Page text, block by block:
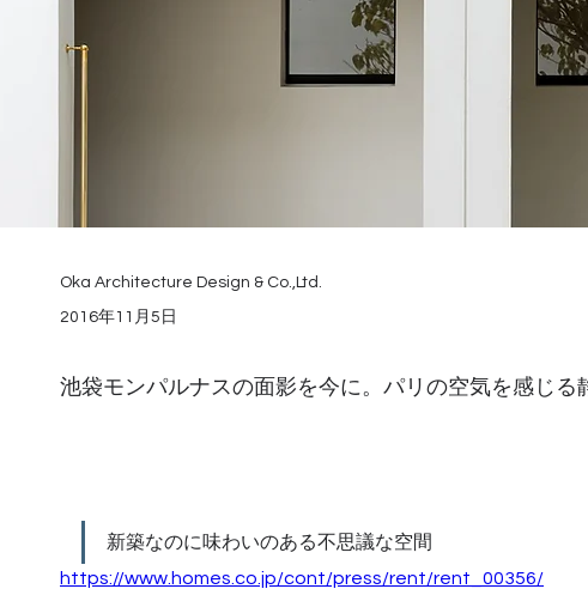
Oka Architecture Design & Co.,Ltd.
2016年11月5日
池袋モンパルナスの面影を今に。パリの空気を感じる
新築なのに味わいのある不思議な空間
https://www.homes.co.jp/cont/press/rent/rent_00356/